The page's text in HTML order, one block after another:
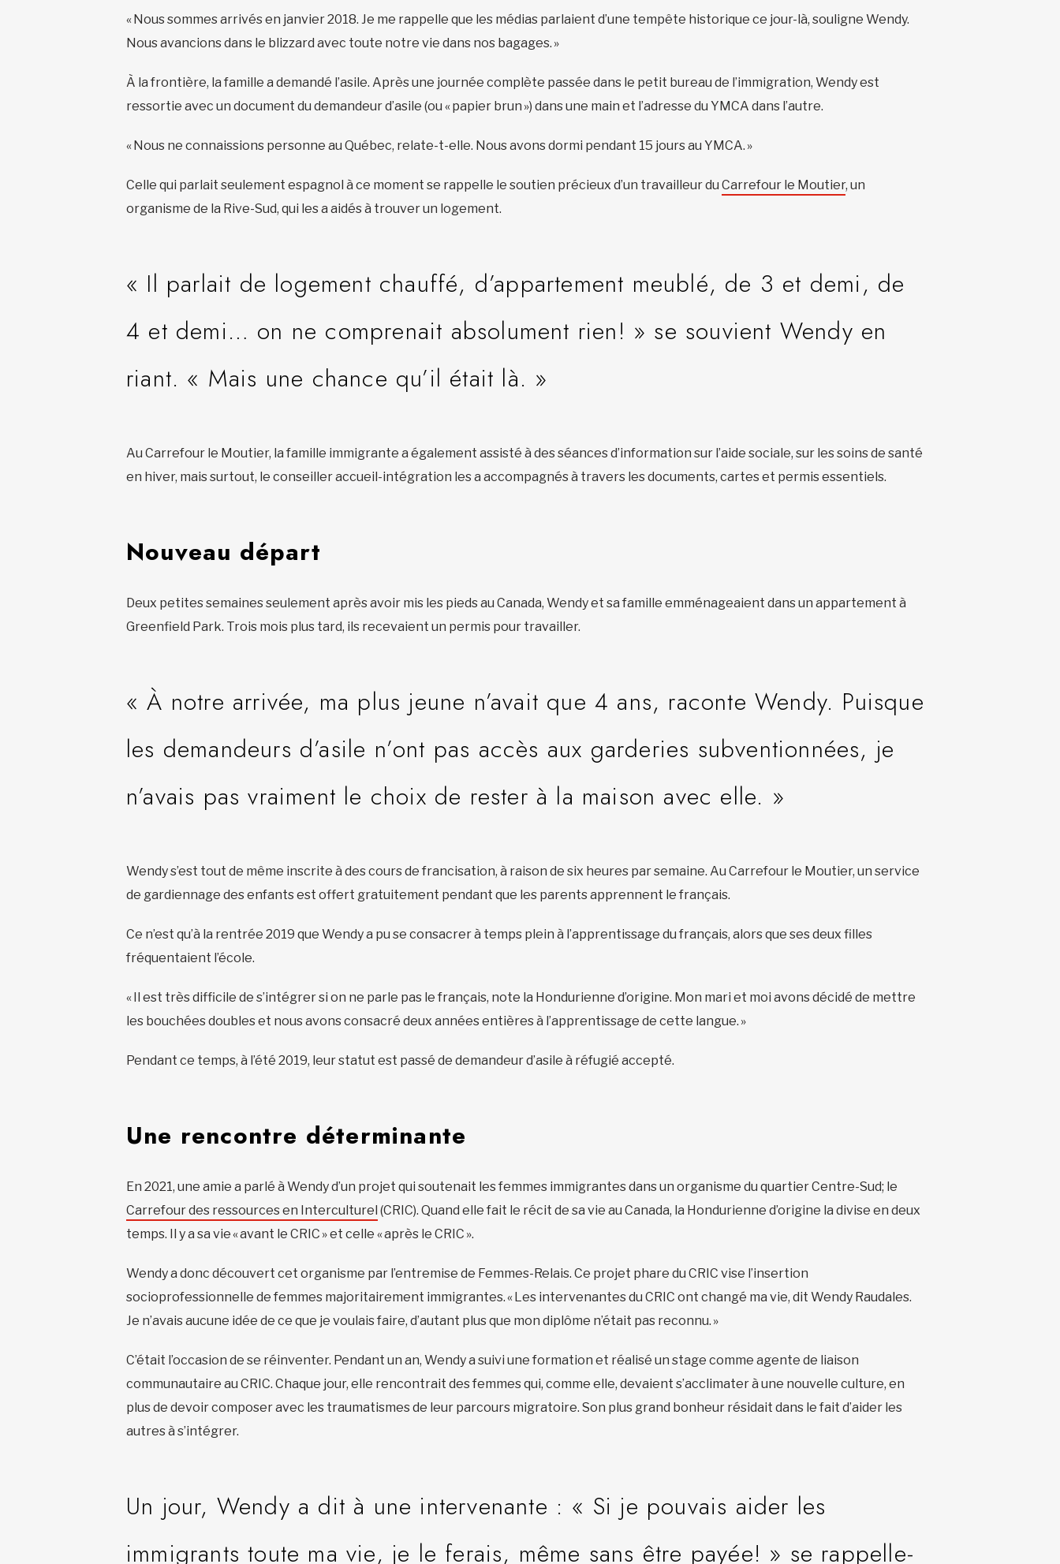
« Nous sommes arrivés en janvier 2018. Je me rappelle que les médias parlaient d’une tempête historique ce jour-là, souligne Wendy.
Nous avancions dans le blizzard avec toute notre vie dans nos bagages. »
À la frontière, la famille a demandé l’asile. Après une journée complète passée dans le petit bureau de l’immigration, Wendy est
ressortie avec un document du demandeur d’asile (ou « papier brun ») dans une main et l’adresse du YMCA dans l’autre.
« Nous ne connaissions personne au Québec, relate-t-elle. Nous avons dormi pendant 15 jours au YMCA. »
Celle qui parlait seulement espagnol à ce moment se rappelle le soutien précieux d’un travailleur du Carrefour le Moutier, un
organisme de la Rive-Sud, qui les a aidés à trouver un logement.
« Il parlait de logement chauffé, d’appartement meublé, de 3 et demi, de
4 et demi… on ne comprenait absolument rien! » se souvient Wendy en
riant. « Mais une chance qu’il était là. »
Au Carrefour le Moutier, la famille immigrante a également assisté à des séances d’information sur l’aide sociale, sur les soins de santé
en hiver, mais surtout, le conseiller accueil-intégration les a accompagnés à travers les documents, cartes et permis essentiels.
Nouveau départ
Deux petites semaines seulement après avoir mis les pieds au Canada, Wendy et sa famille emménageaient dans un appartement à
Greenfield Park. Trois mois plus tard, ils recevaient un permis pour travailler.
« À notre arrivée, ma plus jeune n’avait que 4 ans, raconte Wendy. Puisque
les demandeurs d’asile n’ont pas accès aux garderies subventionnées, je
n’avais pas vraiment le choix de rester à la maison avec elle. »
Wendy s’est tout de même inscrite à des cours de francisation, à raison de six heures par semaine. Au Carrefour le Moutier, un service
de gardiennage des enfants est offert gratuitement pendant que les parents apprennent le français.
Ce n’est qu’à la rentrée 2019 que Wendy a pu se consacrer à temps plein à l’apprentissage du français, alors que ses deux filles
fréquentaient l’école.
« Il est très difficile de s’intégrer si on ne parle pas le français, note la Hondurienne d’origine. Mon mari et moi avons décidé de mettre
les bouchées doubles et nous avons consacré deux années entières à l’apprentissage de cette langue. »
Pendant ce temps, à l’été 2019, leur statut est passé de demandeur d’asile à réfugié accepté.
Une rencontre déterminante
En 2021, une amie a parlé à Wendy d’un projet qui soutenait les femmes immigrantes dans un organisme du quartier Centre-Sud; le
Carrefour des ressources en Interculturel (CRIC). Quand elle fait le récit de sa vie au Canada, la Hondurienne d’origine la divise en deux
temps. Il y a sa vie « avant le CRIC » et celle « après le CRIC ».
Wendy a donc découvert cet organisme par l’entremise de Femmes-Relais. Ce projet phare du CRIC vise l’insertion
socioprofessionnelle de femmes majoritairement immigrantes. « Les intervenantes du CRIC ont changé ma vie, dit Wendy Raudales.
Je n’avais aucune idée de ce que je voulais faire, d’autant plus que mon diplôme n’était pas reconnu. »
C’était l’occasion de se réinventer. Pendant un an, Wendy a suivi une formation et réalisé un stage comme agente de liaison
communautaire au CRIC. Chaque jour, elle rencontrait des femmes qui, comme elle, devaient s’acclimater à une nouvelle culture, en
plus de devoir composer avec les traumatismes de leur parcours migratoire. Son plus grand bonheur résidait dans le fait d’aider les
autres à s’intégrer.
Un jour, Wendy a dit à une intervenante : « Si je pouvais aider les
immigrants toute ma vie, je le ferais, même sans être payée! » se rappelle-